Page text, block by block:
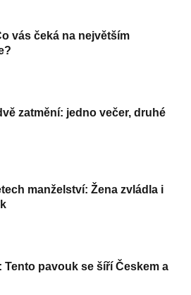
vás čeká na největším
zatmění: jedno večer, druhé
manželství: Žena zvládla i
pavouk se šíří Českem a